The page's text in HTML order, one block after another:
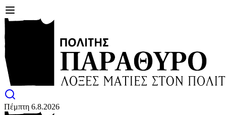
Πέμπτη 6.8.2026